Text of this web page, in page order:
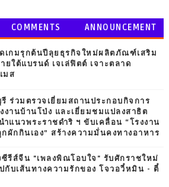
COMMENTS ANNOUNCEMENT
ดเกมรุกต้นปีลุยธุรกิจใหม่ผลิตภัณฑ์เสริม
ยใต้แบรนด์ เจเล่ฟิตต์ เจาะตลาด
มส
ร่วมตรวจเยี่ยมสถานประกอบกิจการ
งงานบ้านโป่ง และเยี่ยมชมแปลงสาธิต
แนวพระราชดำริ ฯ ขับเคลื่อน “โรงงาน
ผักกินเอง” สร้างความมั่นคงทางอาหาร
ซีรีส์จีน "เพลงพิณโอบใจ" รับศักราชใหม่
กับเส้นทางความรักของ โจวอวี๋หมิน - ตี๋